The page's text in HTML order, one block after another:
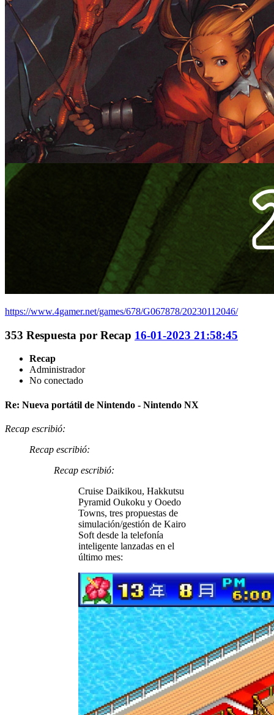
https://www.4gamer.net/games/678/G067878/20230112046/
353 Respuesta por Recap 16-01-2023 21:58:45
Recap
Administrador
No conectado
Re: Nueva portátil de Nintendo - Nintendo NX
Recap escribió:
Recap escribió:
Recap escribió:
Cruise Daikikou, Hakkutsu
Pyramid Oukoku y Ooedo
Towns, tres propuestas de
simulación/gestión de Kairo
Soft desde la telefonía
inteligente lanzadas en el
último mes: